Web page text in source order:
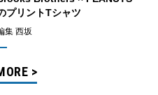
プリントTシャツ
集 西坂
>